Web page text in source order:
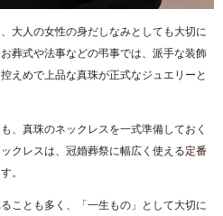
大人の女性の身だしなみとしても大切に
葬式や法事などの弔事では、派手な装飾
えめで上品な真珠が正式なジュエリーと
、真珠のネックレスを一式準備しておく
クレスは、冠婚葬祭に幅広く使える定番
。
ことも多く、「一生もの」として大切に